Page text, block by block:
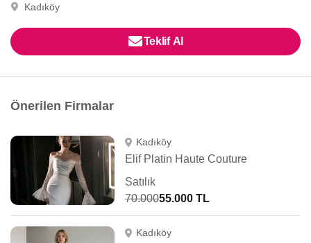
Kadıköy
Teklif Al
Önerilen Firmalar
Kadıköy
Elif Platin Haute Couture
Satılık
70.00055.000 TL
Kadıköy